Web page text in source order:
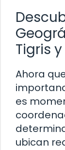
Tigris
Ahora
es
ubican